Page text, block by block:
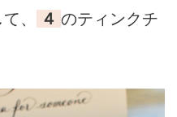
、
４ のティンクチ